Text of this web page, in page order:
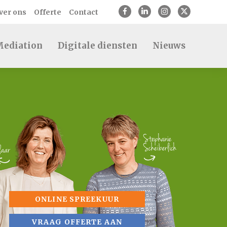
ons Offerte Contact
Digitale diensten Nieuws
ONLINE SPREEKUUR
VRAAG OFFERTE AAN